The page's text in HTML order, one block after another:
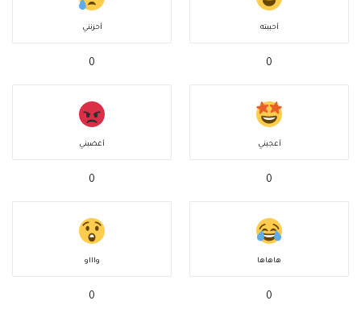
أحببته
0
أحزنني
0
أعجبني
0
أغضبني
0
هاهاها
0
واااو
0